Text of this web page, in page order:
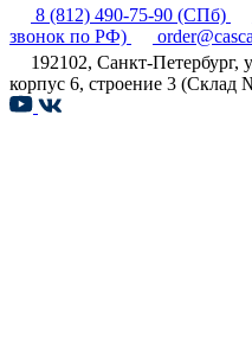
8 (812) 490-75-90 (СПб)
звонок по РФ)
192102, Санкт-Петербург,
корпус 6, строение 3 (Склад